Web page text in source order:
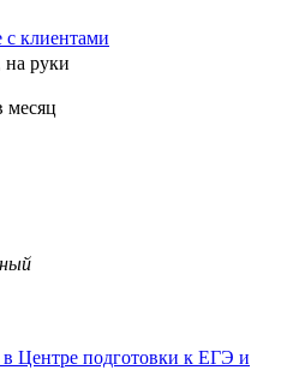
клиентами
на руки
месяц
Центре подготовки к ЕГЭ и